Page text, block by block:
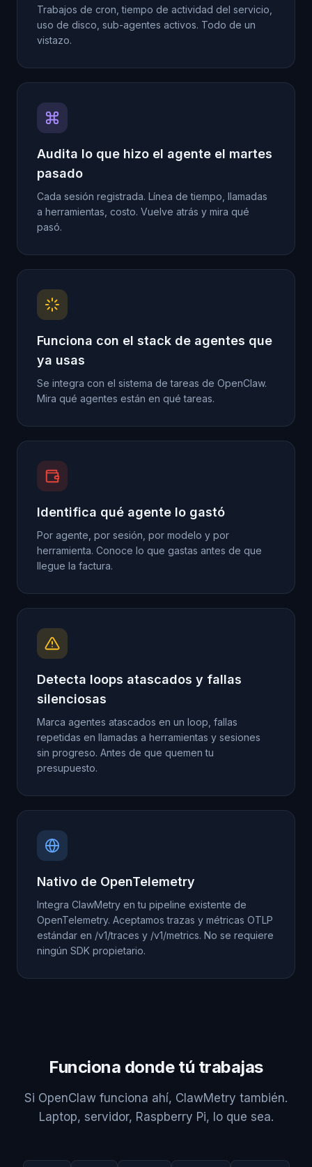
Trabajos de cron, tiempo de actividad del servicio,
uso de disco, sub-agentes activos. Todo de un
vistazo.
Audita lo que hizo el agente el martes
pasado
Cada sesión registrada. Línea de tiempo, llamadas
a herramientas, costo. Vuelve atrás y mira qué
pasó.
Funciona con el stack de agentes que
ya usas
Se integra con el sistema de tareas de OpenClaw.
Mira qué agentes están en qué tareas.
Identifica qué agente lo gastó
Por agente, por sesión, por modelo y por
herramienta. Conoce lo que gastas antes de que
llegue la factura.
Detecta loops atascados y fallas
silenciosas
Marca agentes atascados en un loop, fallas
repetidas en llamadas a herramientas y sesiones
sin progreso. Antes de que quemen tu
presupuesto.
Nativo de OpenTelemetry
Integra ClawMetry en tu pipeline existente de
OpenTelemetry. Aceptamos trazas y métricas OTLP
estándar en /v1/traces y /v1/metrics. No se requiere
ningún SDK propietario.
Funciona donde tú trabajas
Si OpenClaw funciona ahí, ClawMetry también.
Laptop, servidor, Raspberry Pi, lo que sea.